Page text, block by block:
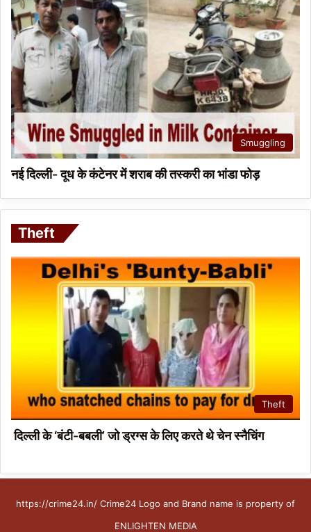
Smuggling
नई दिल्ली- दूध के कंटेनर में शराब की तस्करी का भांडा फोड़
Theft
Theft
दिल्ली के ‘बंटी-बबली’ जो ड्रग्स के लिए करते थे चेन स्नैचिंग
https://crime24.in/ Crime24 Logo and Brand name is property of
ENLIGHTEN MEDIA